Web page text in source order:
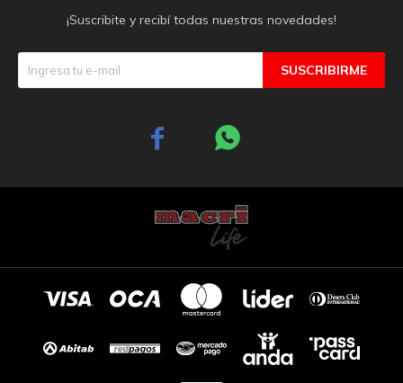
¡Suscribite y recibí todas nuestras novedades!
SUSCRIBIRME
 